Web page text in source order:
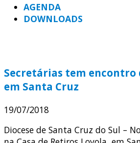
AGENDA
DOWNLOADS
Secretárias tem encontro
em Santa Cruz
19/07/2018
Diocese de Santa Cruz do Sul –